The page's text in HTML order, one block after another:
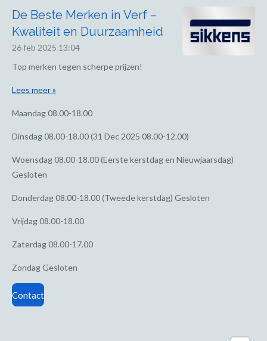
De Beste Merken in Verf –
Kwaliteit en Duurzaamheid
26 feb 2025 13:04
Top merken tegen scherpe prijzen!
Lees meer »
Maandag08.00-18.00
Dinsdag08.00-18.00 (31 Dec 2025 08.00-12.00)
Woensdag08.00-18.00 (Eerste kerstdag en Nieuwjaarsdag)
Gesloten
Donderdag08.00-18.00 (Tweede kerstdag) Gesloten
Vrijdag08.00-18.00
Zaterdag08.00-17.00
ZondagGesloten
Contact